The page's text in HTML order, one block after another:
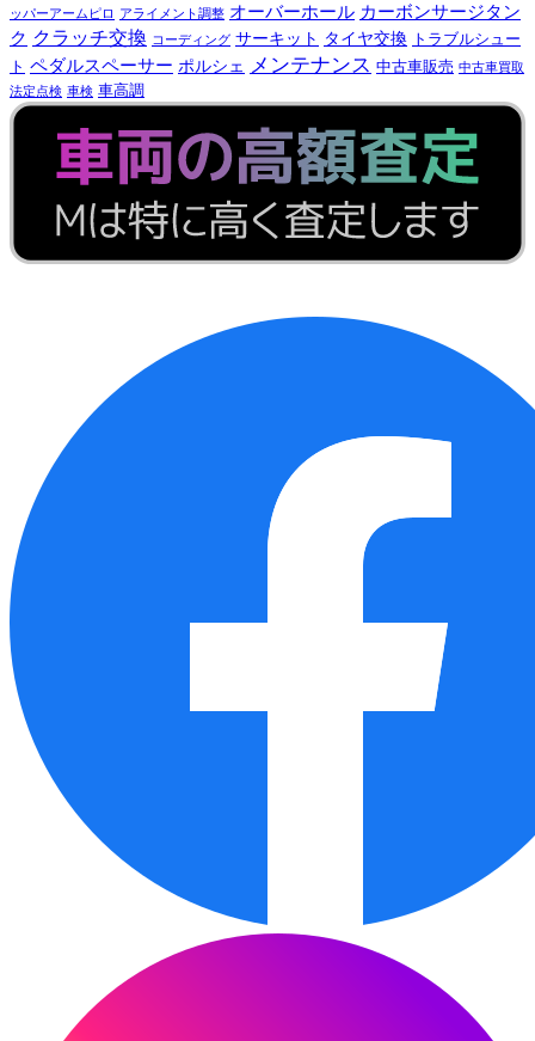
ッパーアームピロ
アライメント調整 オーバーホール カーボンサージタン
ク クラッチ交換 コーディング サーキット タイヤ交換
トラブルシュー
ト ペダルスペーサー ポルシェ メンテナンス 中古車販売 中古車買取
法定点検 車検 車高調